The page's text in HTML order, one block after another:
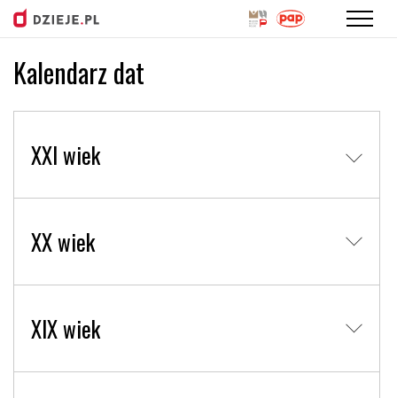
Kalendarz dat
XXI wiek
XX wiek
XIX wiek